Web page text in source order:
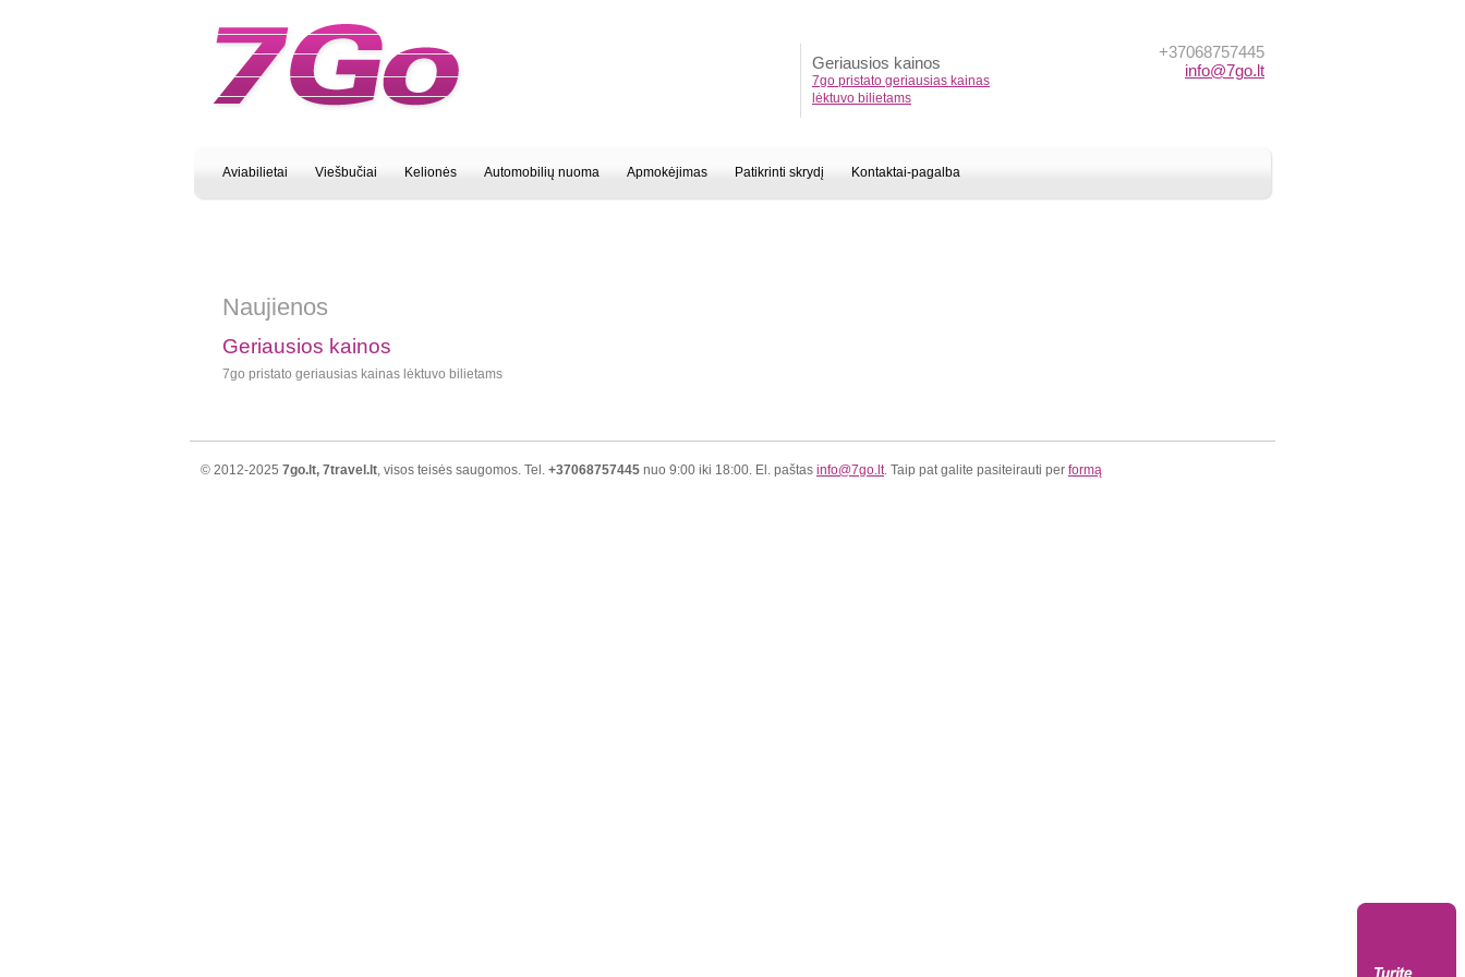
+37068757445
info@7go.lt
Geriausios kainos
7go pristato geriausias kainas
lėktuvo bilietams
Aviabilietai Viešbučiai Kelionės Automobilių nuoma Apmokėjimas Patikrinti skrydį Kontaktai-pagalba
Naujienos
Geriausios kainos
7go pristato geriausias kainas lėktuvo bilietams
© 2012-2025 7go.lt, 7travel.lt, visos teisės saugomos. Tel. +37068757445nuo 9:00 iki 18:00. El. paštas info@7go.lt. Taip pat galite pasiteirauti per formą